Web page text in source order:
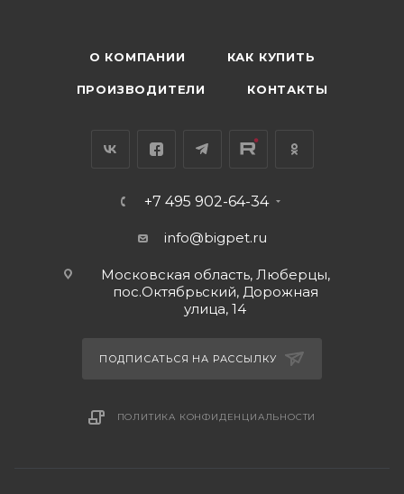
О КОМПАНИИ КАК КУПИТЬ
ПРОИЗВОДИТЕЛИ КОНТАКТЫ
+7 495 902-64-34
info@bigpet.ru
Московская область, Люберцы,
пос.Октябрьский, Дорожная
улица, 14
ПОДПИСАТЬСЯ НА РАССЫЛКУ
ПОЛИТИКА КОНФИДЕНЦИАЛЬНОСТИ